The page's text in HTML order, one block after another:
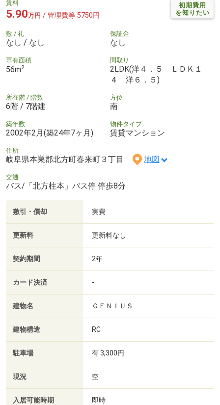
初期費用
を知りたい
賃料
5.90万円 / 管理費等 5750円
敷 / 礼
なし / なし
保証金
なし
専有面積
56m2
間取り
2LDK(洋４．５ ＬＤＫ１
４ 洋６．５)
所在階 / 階数
6階 / 7階建
方位
南
築年数
2002年2月(築24年7ヶ月)
物件タイプ
賃貸マンション
住所
岐阜県本巣郡北方町春来町３丁目 地図
交通
バス/「北方柱本」バス停 停歩8分
敷引・償却 実費
更新料 更新料なし
契約期間 2年
カード決済 -
建物名 ＧＥＮＩＵＳ
建物構造 RC
駐車場 有 3,300円
現況 空
入居可能時期 即時